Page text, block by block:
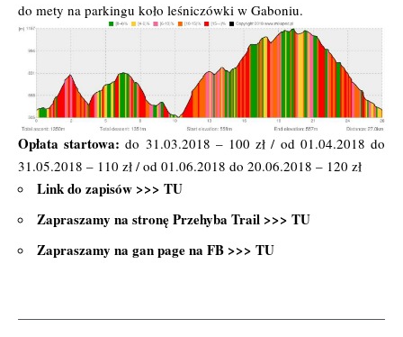
do mety na parkingu koło leśniczówki w Gaboniu.
Opłata startowa: do 31.03.2018 – 100 zł / od 01.04.2018 do
31.05.2018 – 110 zł / od 01.06.2018 do 20.06.2018 – 120 zł
Link do zapisów >>> TU
Zapraszamy na stronę Przehyba Trail >>> TU
Zapraszamy na gan page na FB >>> TU